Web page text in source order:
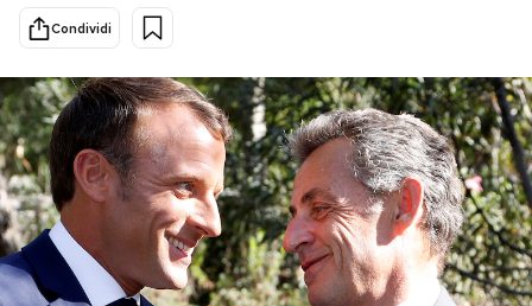
Economia
PODCAST
NEWSLETTER
Condividi